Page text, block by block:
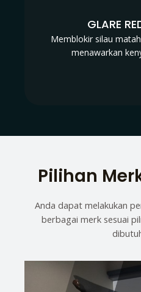
GLARE
Memblokir silau
menawarkan
Pilihan
Anda dapat melakukan
berbagai merk sesuai